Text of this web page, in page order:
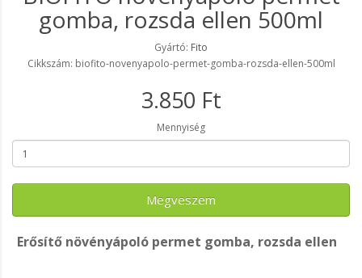
gomba, rozsda ellen 500ml
Gyártó: Fito
Cikkszám: biofito-novenyapolo-permet-gomba-rozsda-ellen-500ml
3.850 Ft
Mennyiség
Megveszem
Erősítő növényápoló permet gomba, rozsda ellen